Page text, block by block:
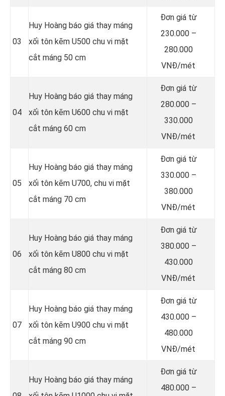
03
Huy Hoàng báo giá thay máng
xối tôn kẽm U500 chu vi mặt
cắt máng 50 cm
Đơn giá từ
230.000 –
280.000
VNĐ/mét
04
Huy Hoàng báo giá thay máng
xối tôn kẽm U600 chu vi mặt
cắt máng 60 cm
Đơn giá từ
280.000 –
330.000
VNĐ/mét
05
Huy Hoàng báo giá thay máng
xối tôn kẽm U700, chu vi mặt
cắt máng 70 cm
Đơn giá từ
330.000 –
380.000
VNĐ/mét
06
Huy Hoàng báo giá thay máng
xối tôn kẽm U800 chu vi mặt
cắt máng 80 cm
Đơn giá từ
380.000 –
430.000
VNĐ/mét
07
Huy Hoàng báo giá thay máng
xối tôn kẽm U900 chu vi mặt
cắt máng 90 cm
Đơn giá từ
430.000 –
480.000
VNĐ/mét
Huy Hoàng báo giá thay máng
Đơn giá từ
480.000 –